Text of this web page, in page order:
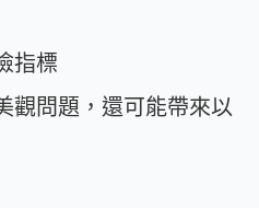
指標
觀問題，還可能帶來以